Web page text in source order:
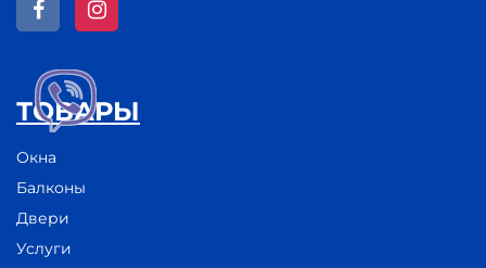
ТОВАРЫ
Окна
Балконы
Двери
Услуги